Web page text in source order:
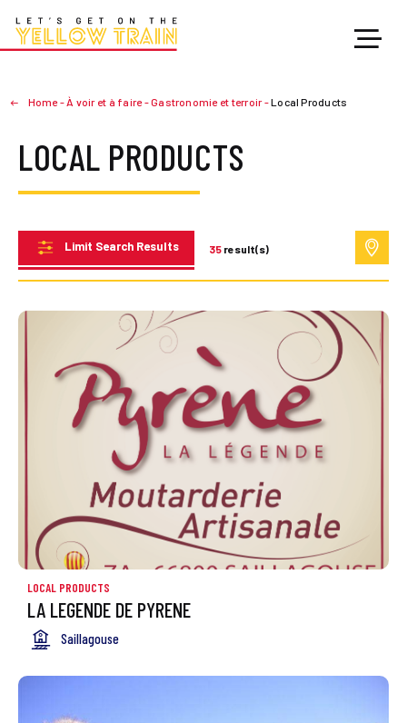
Home-À voir et à faire-Gastronomie et terroir-Local Products
LOCAL PRODUCTS
Limit Search Results 35 result(s)
LOCAL PRODUCTS
LA LEGENDE DE PYRENE
Saillagouse